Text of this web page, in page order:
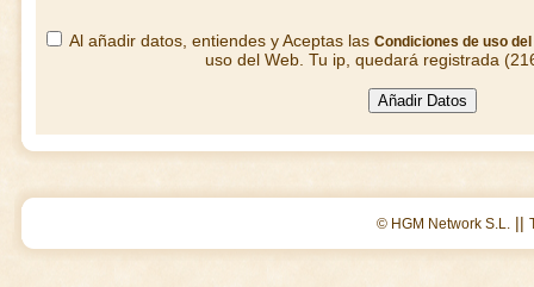
Al añadir datos, entiendes y Aceptas las Condiciones de uso del
uso del Web. Tu ip, quedará registrada
© HGM Network S.L. ||